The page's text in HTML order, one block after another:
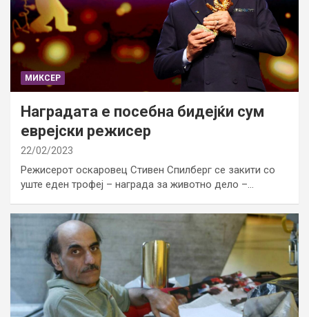
МИКСЕР
Наградата е посебна бидејќи сум
еврејски режисер
22/02/2023
Режисерот оскаровец Стивен Спилберг се закити со
уште еден трофеј – награда за животно дело –…